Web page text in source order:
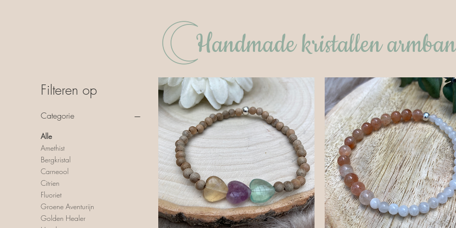
Handmade kristallen
Filteren op
Categorie
Alle
Amethist
Bergkristal
Carneool
Citrien
Fluoriet
Groene Aventurijn
Golden Healer